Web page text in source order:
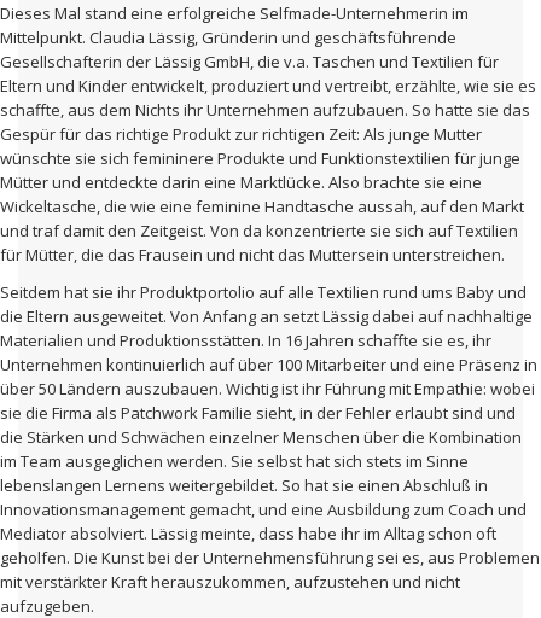
Dieses Mal stand eine erfolgreiche Selfmade-Unternehmerin im
Mittelpunkt. Claudia Lässig, Gründerin und geschäftsführende
Gesellschafterin der Lässig GmbH, die v.a. Taschen und Textilien für
Eltern und Kinder entwickelt, produziert und vertreibt, erzählte, wie sie es
schaffte, aus dem Nichts ihr Unternehmen aufzubauen. So hatte sie das
Gespür für das richtige Produkt zur richtigen Zeit: Als junge Mutter
wünschte sie sich femininere Produkte und Funktionstextilien für junge
Mütter und entdeckte darin eine Marktlücke. Also brachte sie eine
Wickeltasche, die wie eine feminine Handtasche aussah, auf den Markt
und traf damit den Zeitgeist. Von da konzentrierte sie sich auf Textilien
für Mütter, die das Frausein und nicht das Muttersein unterstreichen.
Seitdem hat sie ihr Produktportolio auf alle Textilien rund ums Baby und
die Eltern ausgeweitet. Von Anfang an setzt Lässig dabei auf nachhaltige
Materialien und Produktionsstätten. In 16 Jahren schaffte sie es, ihr
Unternehmen kontinuierlich auf über 100 Mitarbeiter und eine Präsenz in
über 50 Ländern auszubauen. Wichtig ist ihr Führung mit Empathie: wobei
sie die Firma als Patchwork Familie sieht, in der Fehler erlaubt sind und
die Stärken und Schwächen einzelner Menschen über die Kombination
im Team ausgeglichen werden. Sie selbst hat sich stets im Sinne
lebenslangen Lernens weitergebildet. So hat sie einen Abschluß in
Innovationsmanagement gemacht, und eine Ausbildung zum Coach und
Mediator absolviert. Lässig meinte, dass habe ihr im Alltag schon oft
geholfen. Die Kunst bei der Unternehmensführung sei es, aus Problemen
mit verstärkter Kraft herauszukommen, aufzustehen und nicht
aufzugeben.